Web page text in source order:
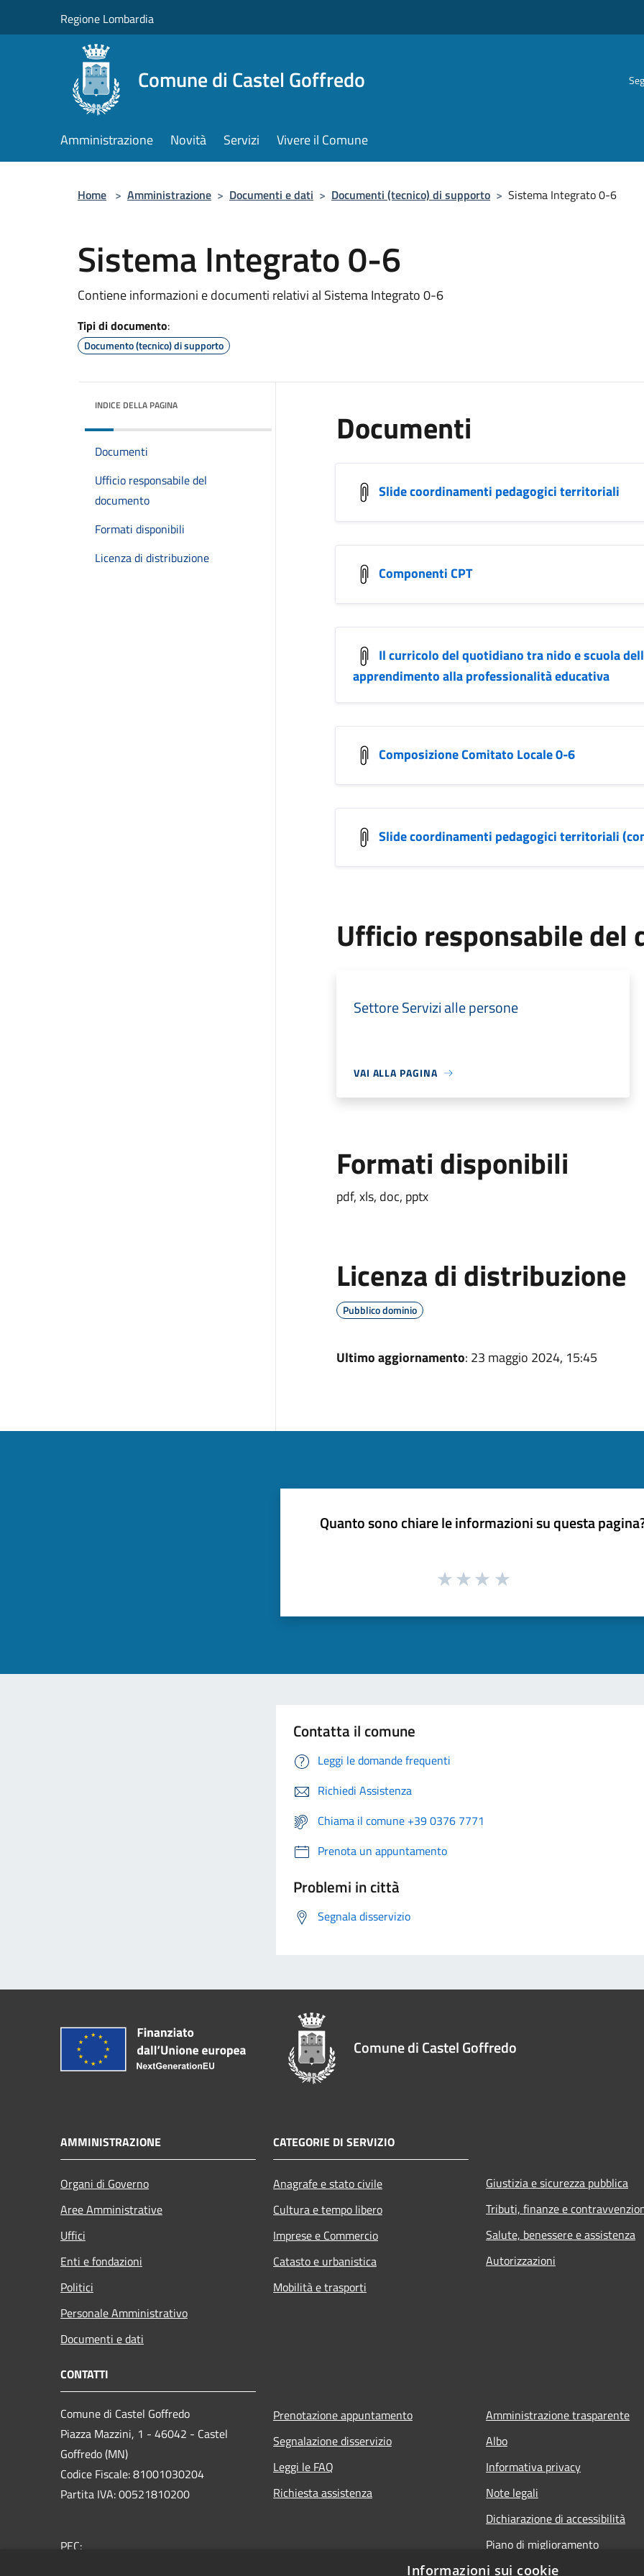
Regione Lombardia
Comune di Castel Goffredo
Amministrazione Novità Servizi Vivere il Comune
Home > Amministrazione > Documenti e dati > Documenti (tecnico) di supporto > Sistema Integrato 0-6
Sistema Integrato 0-6
Contiene informazioni e documenti relativi al Sistema Integrato 0-6
Tipi di documento:
Documento (tecnico) di supporto
INDICE DELLA PAGINA
Documenti
Ufficio responsabile del
documento
Formati disponibili
Licenza di distribuzione
Documenti
Slide coordinamenti pedagogici territoriali
Componenti CPT
Il curricolo del quotidiano tra nido e scuola
apprendimento alla professionalità educativa
Composizione Comitato Locale 0-6
Slide coordinamenti pedagogici territoriali
Ufficio responsabile del
Settore Servizi alle persone
VAI ALLA PAGINA
Formati disponibili
pdf, xls, doc, pptx
Licenza di distribuzione
Pubblico dominio
Ultimo aggiornamento: 23 maggio 2024, 15:45
Quanto sono chiare le informazioni su questa
Contatta il comune
Leggi le domande frequenti
Richiedi Assistenza
Chiama il comune +39 0376 7771
Prenota un appuntamento
Problemi in città
Segnala disservizio
Comune di Castel Goffredo
AMMINISTRAZIONE
Organi di Governo
Aree Amministrative
Uffici
Enti e fondazioni
Politici
Personale Amministrativo
Documenti e dati
CATEGORIE DI SERVIZIO
Anagrafe e stato civile
Cultura e tempo libero
Imprese e Commercio
Catasto e urbanistica
Mobilità e trasporti
Giustizia e sicurezza pubblica
Tributi, finanze e
Salute, benessere e assistenza
Autorizzazioni
CONTATTI
Comune di Castel Goffredo
Piazza Mazzini, 1 - 46042 - Castel
Goffredo (MN)
Codice Fiscale: 81001030204
Partita IVA: 00521810200
PEC:
Prenotazione appuntamento
Segnalazione disservizio
Leggi le FAQ
Richiesta assistenza
Amministrazione trasparente
Albo
Informativa privacy
Note legali
Dichiarazione di accessibilità
Piano di miglioramento
Informazioni sui cookie